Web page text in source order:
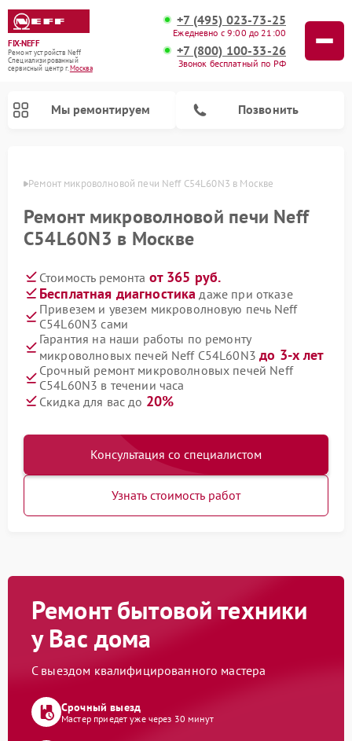
FIX-NEFF
Ремонт устройств Neff
Специализированный
cервисный центр г.Москва
+7 (495) 023-73-25
Ежедневно с 9:00 до 21:00
+7 (800) 100-33-26
Звонок бесплатный по РФ
Мы ремонтируем Позвонить
Ремонт микроволновой печи Neff C54L60N3 в Москве
Ремонт микроволновой печи Neff
C54L60N3 в Москве
Стоимость ремонта от 365 руб.
Бесплатная диагностика даже при отказе
Привезем и увезем микроволновую печь Neff
C54L60N3 сами
Гарантия на наши работы по ремонту
микроволновых печей Neff C54L60N3до 3-х лет
Срочный ремонт микроволновых печей Neff
C54L60N3 в течении часа
Скидка для вас до 20%
Консультация со специалистом
Узнать стоимость работ
Ремонт бытовой техники
у Вас дома
С выездом квалифицированного мастера
Срочный выезд
Мастер приедет уже через 30 минут